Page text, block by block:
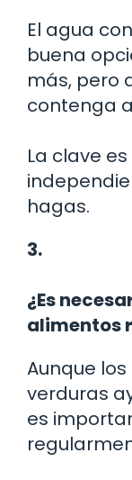
El agua
buena
más, pero
contenga
La clave
hagas.
3.
¿Es
alimentos
Aunque
verduras
es